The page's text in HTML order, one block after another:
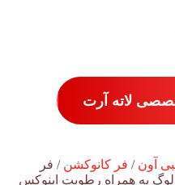
لاته آرت
آون / فر کانوکشن / فر
برقی چهار سینی ۱/۱ آنالوگ به همراه رطوبت اینوکس